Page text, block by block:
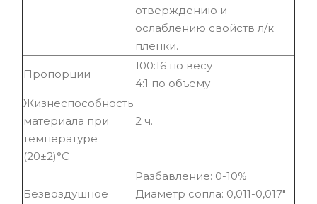
отверждению и
ослаблению свойств л/к
пленки.
Пропорции
100:16 по весу
4:1 по объему
Жизнеспособность
материала при
температуре
(20±2)°С
2 ч.
Безвоздушное
Разбавление: 0-10%
Диаметр сопла: 0,011-0,017"